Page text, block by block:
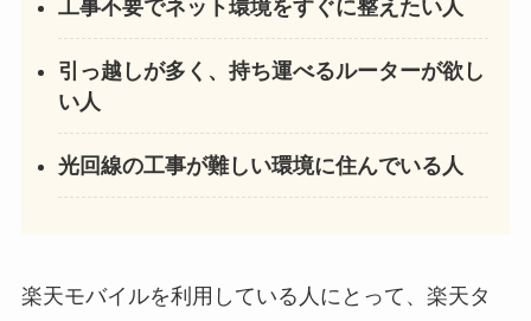
工事不要でネット環境をすぐに整えたい人
引っ越しが多く、持ち運べるルーターが欲し
い人
光回線の工事が難しい環境に住んでいる人
楽天モバイルを利用している人にとって、楽天タ